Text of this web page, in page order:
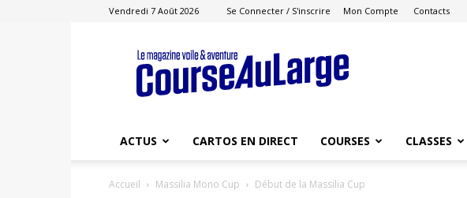
Vendredi 7 Août 2026 Se Connecter / S'inscrire Mon Compte Contacts
Course
au
Large
ACTUS CARTOS EN DIRECT COURSES CLASSES
Accueil Massilia Mono Cup Début de la Massilia Cup